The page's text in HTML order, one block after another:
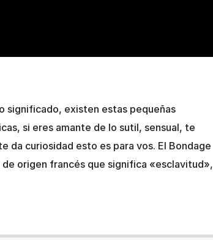
significado, existen estas pequeñas
si eres amante de lo sutil, sensual, te
da curiosidad esto es para vos. El Bondage
origen francés que significa «esclavitud»,